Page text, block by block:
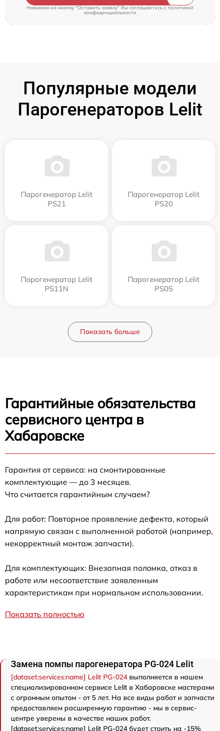
Нажимая на кнопку "Оставить заявку" Вы соглашаетесь cполитикой
конфиденциальности
Популярные модели
Парогенераторов Lelit
Парогенератор Lelit
PS21
Парогенератор Lelit
PS20
Парогенератор Lelit
PS11N
Парогенератор Lelit
PS05
Показать больше
Гарантийные обязательства
сервисного центра в
Хабаровске
Гарантия от сервиса: на смонтированные
комплектующие — до 3 месяцев.
Что считается гарантийным случаем?
Для работ: Повторное проявление дефекта, который
напрямую связан с выполненной работой (например,
некорректный монтаж запчасти).
Для комплектующих: Внезапная поломка, отказ в
работе или несоответствие заявленным
характеристикам при нормальном использовании.
Показать полностью
Замена помпы парогенератора PG-024 Lelit
[dataset:services:name] Lelit PG-024 выполняется в нашем
специализированном сервисе Lelit в Хабаровске мастерами
с огромным опытом - от 5 лет. На все виды работ и запчасти
предоставляем расширенную гарантию - мы в сервис-
центре уверены в качестве наших работ.
[dataset:services:name] Lelit PG-024 будет стоить на -15%